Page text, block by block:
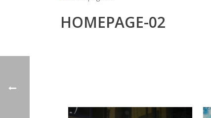
HOMEPAGE-02